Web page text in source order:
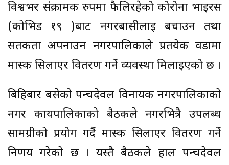
विश्वभर संक्रामक रुपमा फैलिरहेको कोरोना भाईरस
(कोभिड १९ )बाट नगरबासीलाई बचाउन तथा
सर्तकता अपनाउन नगरपालिकाले प्रतयेक वडामा
मास्क सिलाएर वितरण गर्ने व्यवस्था मिलाईएको छ ।
बिहिबार बसेको पन्चदेवल विनायक नगरपालिकाको
नगर कार्यपालिकाको बैठकले नगरभित्रै उपलब्ध
सामग्रीको प्रयोग गर्दै मास्क सिलाएर वितरण गर्ने
निर्णय गरेको छ । यस्तै बैठकले हाल पन्चदेवल